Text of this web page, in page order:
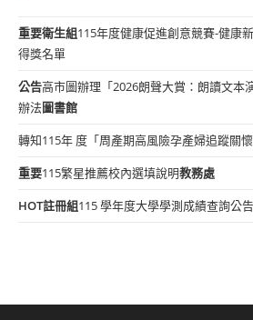
重要衛生組115年度健康促進創意競賽-健康
得獎名單
公告高市圖辦理「2026朗聲大賞：朗讀文本
辦法圖書館
轉知115年 度「周產期高風險孕產婦追蹤關懷
重要115繁星推薦校內選填說明教務處
HOT註冊組115 學年度大學學測成績查詢公告